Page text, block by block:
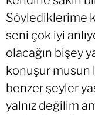
Söylediklerime
seni çok iyi
olacağın bişey
konuşur musun
benzer şeyler
yalnız değilim